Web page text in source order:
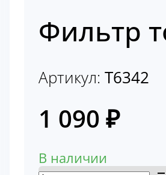
Фильтр
Артикул: Т6342
1 090 ₽
В наличии